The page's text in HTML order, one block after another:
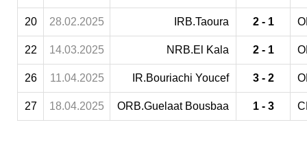
20 28.02.2025 IRB.Taoura 2 - 1
22 14.03.2025 NRB.El Kala 2 - 1
26 11.04.2025 IR.Bouriachi Youcef 3 - 2
27 18.04.2025 ORB.Guelaat Bousbaa 1 - 3